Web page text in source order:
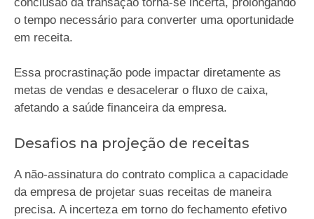
o tempo necessário para converter uma oportunidade
em receita.
Essa procrastinação pode impactar diretamente as
metas de vendas e desacelerar o fluxo de caixa,
afetando a saúde financeira da empresa.
Desafios na projeção de receitas
A não-assinatura do contrato complica a capacidade
da empresa de projetar suas receitas de maneira
precisa. A incerteza em torno do fechamento efetivo